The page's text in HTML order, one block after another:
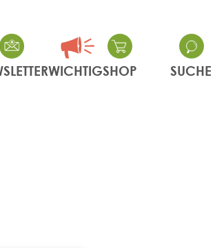
WICHTIGSHOP SUCHE